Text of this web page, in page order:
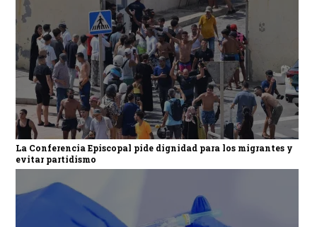
La Conferencia Episcopal pide dignidad para los migrantes y
evitar partidismo